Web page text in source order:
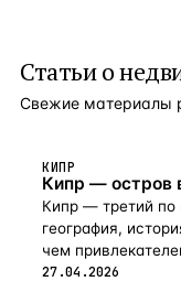
Статьи о
Свежие материалы
КИПР
Кипр — остров
Кипр — третий по
география,
чем
27.04.2026